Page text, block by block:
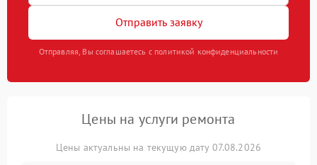
Отправить заявку
Отправляя, Вы соглашаетесь с политикой конфиденциальности
Цены на услуги ремонта
Цены актуальны на текущую дату 07.08.2026